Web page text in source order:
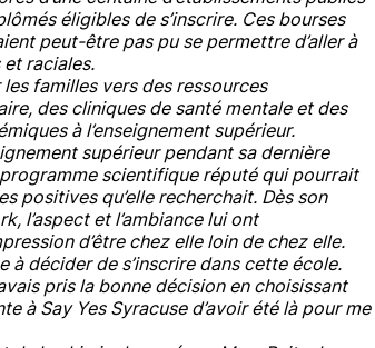
éligibles de s’inscrire. Ces bourses
peut-être pas pu se permettre d’aller à
raciales.
familles vers des ressources
des cliniques de santé mentale et des
à l’enseignement supérieur.
supérieur pendant sa dernière
scientifique réputé qui pourrait
positives qu’elle recherchait. Dès son
l’aspect et l’ambiance lui ont
d’être chez elle loin de chez elle.
à décider de s’inscrire dans cette école.
pris la bonne décision en choisissant
à Say Yes Syracuse d’avoir été là pour me